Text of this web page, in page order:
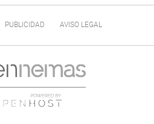
PUBLICIDAD AVISO LEGAL